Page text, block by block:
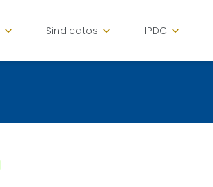
Sindicatos IPDC